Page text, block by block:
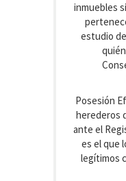
inmuebles
estudio
Posesión
herederos
ante el
es el que
legítimos